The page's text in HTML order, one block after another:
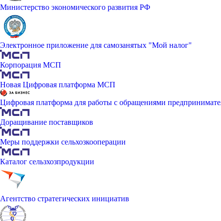
Министерство экономического развития РФ
Электронное приложение для самозанятых "Мой налог"
Корпорация МСП
Новая Цифровая платформа МСП
Цифровая платформа для работы с обращениями
Доращивание поставщиков
Меры поддержки сельхозкооперации
Каталог сельзхозпродукции
Агентство стратегических инициатив